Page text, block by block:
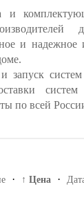
и
и
и запуск
систем
по всей
· ↑ Цена ·